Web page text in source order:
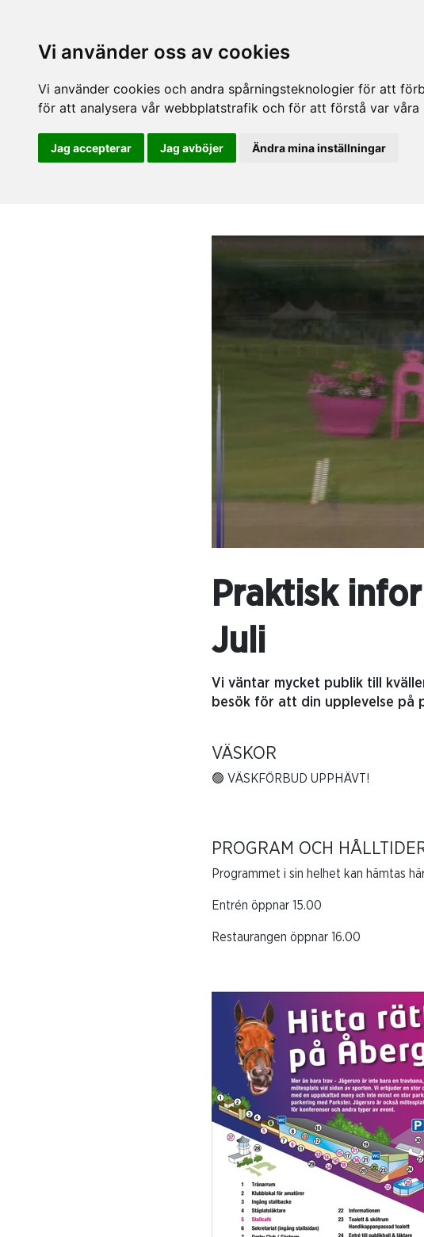
Vi använder oss av cookies
Vi använder cookies och andra spårningsteknologier för att
för att analysera vår webbplatstrafik och för att förstå var våra
Jag accepterar Jag avböjer Ändra mina inställningar
Praktisk
Juli
Vi väntar mycket publik till
besök för att din upplevelse på
VÄSKOR
🟢 VÄSKFÖRBUD UPPHÄVT!
PROGRAM OCH
Programmet i sin helhet kan hämtas
Entrén öppnar 15.00
Restaurangen öppnar 16.00